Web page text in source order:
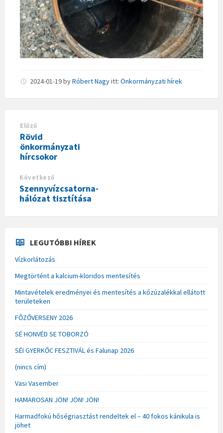
2024-01-19byRóbert Nagyitt: Önkormányzati hírek
Előző
Rövid
önkormányzati
hírcsokor
Következő
Szennyvízcsatorna-
hálózat tisztítása
LEGUTÓBBI HÍREK
Vízkorlátozás
Megtörtént a kalcium-kloridos mentesítés
Mintavételek eredményei és mentesítés a kőzúzalékkal ellátott
területeken
FŐZŐVERSENY 2026
SÉ HONVÉD SE TOBORZÓ
SÉI GYERKŐC FESZTIVÁL és Falunap 2026
(nincs cím)
Vasi Vasember
HAMAROSAN JÖN! JÖN! JÖN!
Harmadfokú hőségriasztást rendeltek el – 40 fokos kánikula is
jöhet